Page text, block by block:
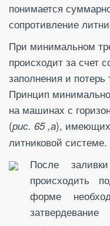
понимается
сопротивление
При минимальном
происходит за счет
заполнения и
Принцип
на машинах с
(рис. 65 ,a), имеющих
литниковой системе.
После
происходить
форме